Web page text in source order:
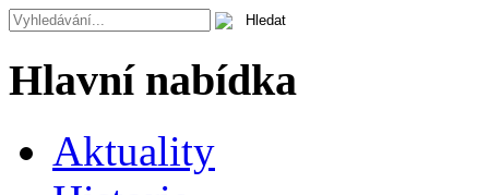
Hlavní nabídka
Aktuality